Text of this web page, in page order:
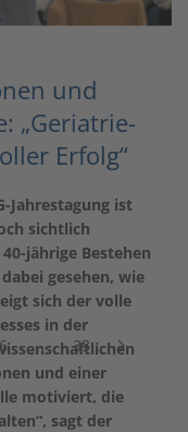
und
„Geriatrie-
Erfolg“
Jahrestagung ist
sichtlich
jährige Bestehen
gesehen, wie
sich der volle
in der
und einer
motiviert, die
sagt der
6 … 33